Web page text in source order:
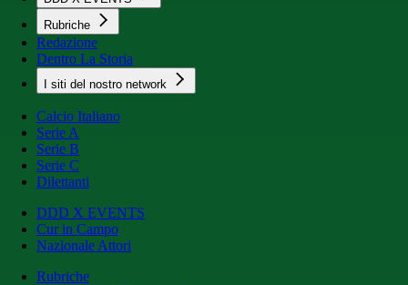
Rubriche
Redazione
Dentro La Storia
I siti del nostro network
Calcio Italiano
Serie A
Serie B
Serie C
Dilettanti
DDD X EVENTS
Cur in Campo
Nazionale Attori
Rubriche